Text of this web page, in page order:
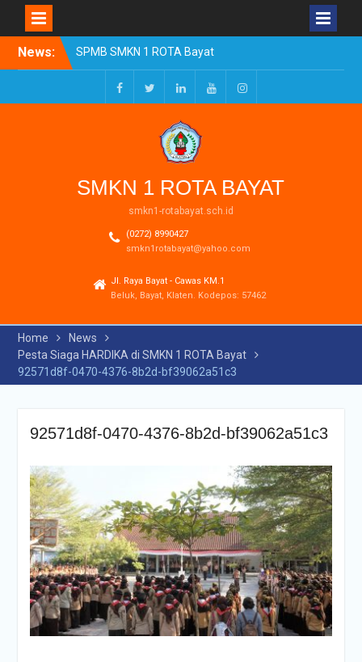
News:
SPMB SMKN 1 ROTA Bayat
Tahun Ajaran 2026/2027
Resmi Dibuka
Pengumuman Kelulusan
Tahun Ajaran 2025-2026
Realisasi Dana BOSP
Reguler Tahap 1 Tahun
FacebookTwitterLinkedInYoutubeInstagram
SMKN 1 ROTA BAYAT
smkn1-rotabayat.sch.id
(0272) 8990427
smkn1rotabayat@yahoo.com
Jl. Raya Bayat - Cawas KM.1
Beluk, Bayat, Klaten. Kodepos: 57462
Home
News
Pesta Siaga HARDIKA di SMKN 1 ROTA Bayat
92571d8f-0470-4376-8b2d-bf39062a51c3
92571d8f-0470-4376-8b2d-bf39062a51c3